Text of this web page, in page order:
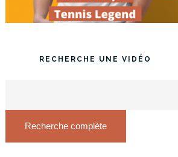
RECHERCHE UNE VIDÉO
Recherche complète